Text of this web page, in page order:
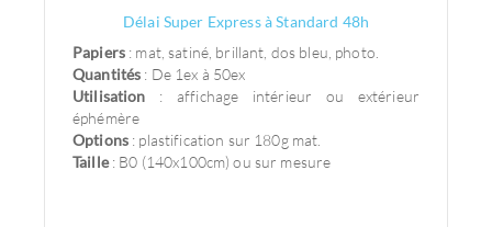
Délai Super Express à Standard 48h
Papiers : mat, satiné, brillant, dos bleu, photo.
Quantités : De 1ex à 50ex
Utilisation : affichage intérieur ou extérieur
éphémère
Options : plastification sur 180g mat.
Taille: B0 (140x100cm) ou sur mesure